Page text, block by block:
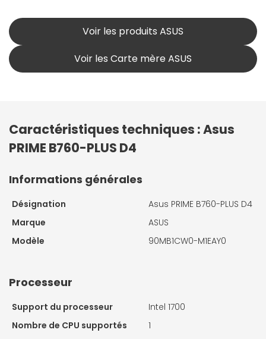
Voir les produits ASUS
Voir les Carte mère ASUS
Caractéristiques techniques : Asus
PRIME B760-PLUS D4
Informations générales
Désignation
Asus PRIME B760-PLUS D4
Marque
ASUS
Modèle
90MB1CW0-M1EAY0
Processeur
Support du processeur
Intel 1700
Nombre de CPU supportés
1